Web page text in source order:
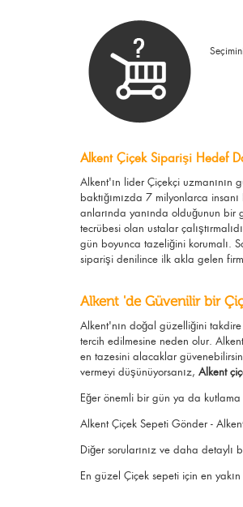
Alkent Çiçek Siparişi Hedef
Alkent'ın lider Çiçekçi
baktığımızda 7 milyonlarca
anlarında yanında olduğunun bir
tecrübesi olan ustalar
gün boyunca tazeliğini korumalı.
siparişi denilince ilk akla gelen
Alkent 'de Güvenilir bir
Alkent'nın doğal güzelliğini
tercih edilmesine neden olur. Alkent
en tazesini alacaklar
vermeyi düşünüyorsanız, Alkent
Eğer önemli bir gün ya da
Alkent Çiçek Sepeti Gönder -
Diğer sorularınız ve daha detaylı
En güzel Çiçek sepeti için